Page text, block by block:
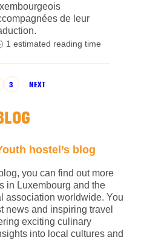
de leur
1 estimated reading time
3 NEXT
hostel’s blog
you can find out more
in Luxembourg and the
association worldwide. You
news and inspiring travel
exciting culinary
into local cultures and